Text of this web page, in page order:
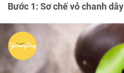
Bước 1: Sơ chế vỏ chanh dây